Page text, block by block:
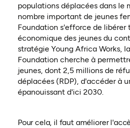
populations déplacées dans le
nombre important de jeunes
Foundation s'efforce de
économique des jeunes du
stratégie Young Africa Works,
Foundation cherche à
jeunes, dont 2,5 millions de
déplacées (RDP), d'accéder à
épanouissant d'ici 2030.
Pour cela, il faut améliorer